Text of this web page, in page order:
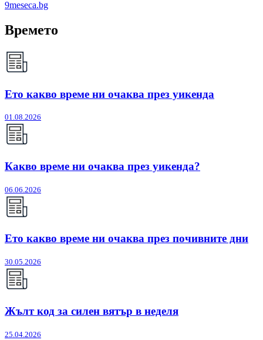
9meseca.bg
Времето
Ето какво време ни очаква през уикенда
01.08.2026
Какво време ни очаква през уикенда?
06.06.2026
Ето какво време ни очаква през почивните дни
30.05.2026
Жълт код за силен вятър в неделя
25.04.2026